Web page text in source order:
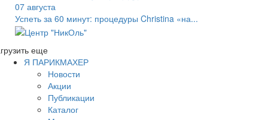
07 августа
Успеть за 60 минут: процедуры Christina «на...
еще
Я ПАРИКМАХЕР
Новости
Акции
Публикации
Каталог